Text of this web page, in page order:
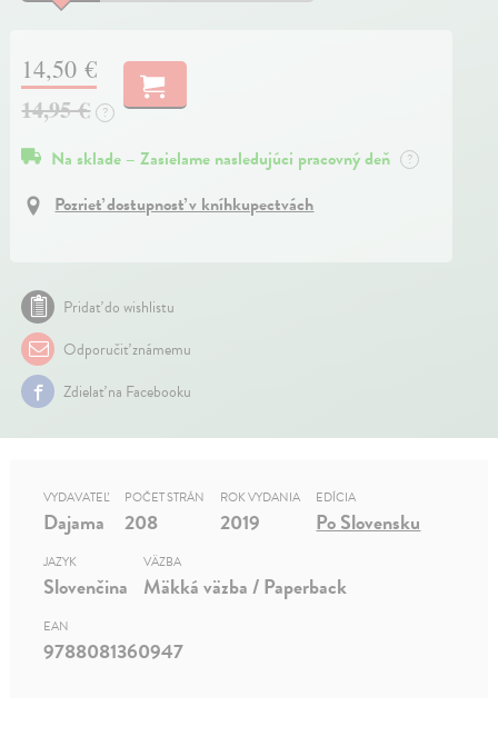
14,50 €
14,95 €
?
Na sklade – Zasielame nasledujúci pracovný deň ?
Pozrieť dostupnosť v kníhkupectvách
Pridať do wishlistu
Odporučiť známemu
Zdielať na Facebooku
VYDAVATEĽ
Dajama
POČET STRÁN
208
ROK VYDANIA
2019
EDÍCIA
Po Slovensku
JAZYK
Slovenčina
VÄZBA
Mäkká väzba / Paperback
EAN
9788081360947